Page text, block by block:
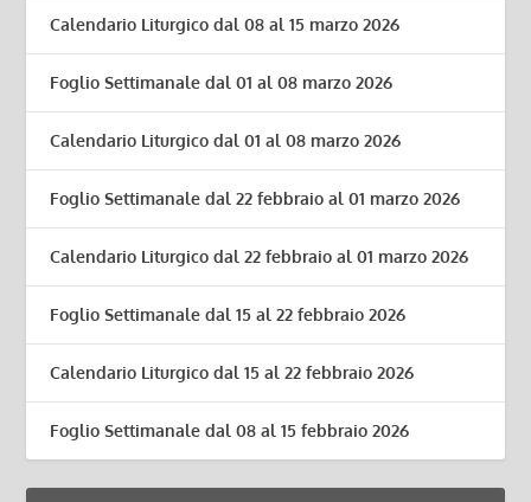
Calendario Liturgico dal 08 al 15 marzo 2026
Foglio Settimanale dal 01 al 08 marzo 2026
Calendario Liturgico dal 01 al 08 marzo 2026
Foglio Settimanale dal 22 febbraio al 01 marzo 2026
Calendario Liturgico dal 22 febbraio al 01 marzo 2026
Foglio Settimanale dal 15 al 22 febbraio 2026
Calendario Liturgico dal 15 al 22 febbraio 2026
Foglio Settimanale dal 08 al 15 febbraio 2026